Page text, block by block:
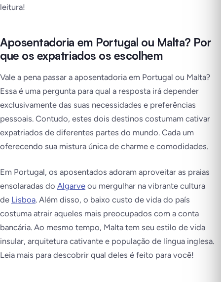
leitura!
Aposentadoria em Portugal ou Malta? Por
que os expatriados os escolhem
Vale a pena passar a aposentadoria em Portugal ou Malta?
Essa é uma pergunta para qual a resposta irá depender
exclusivamente das suas necessidades e preferências
pessoais. Contudo, estes dois destinos costumam cativar
expatriados de diferentes partes do mundo. Cada um
oferecendo sua mistura única de charme e comodidades.
Em Portugal, os aposentados adoram aproveitar as praias
ensolaradas do Algarve ou mergulhar na vibrante cultura
de Lisboa. Além disso, o baixo custo de vida do país
costuma atrair aqueles mais preocupados com a conta
bancária. Ao mesmo tempo, Malta tem seu estilo de vida
insular, arquitetura cativante e população de língua inglesa.
Leia mais para descobrir qual deles é feito para você!